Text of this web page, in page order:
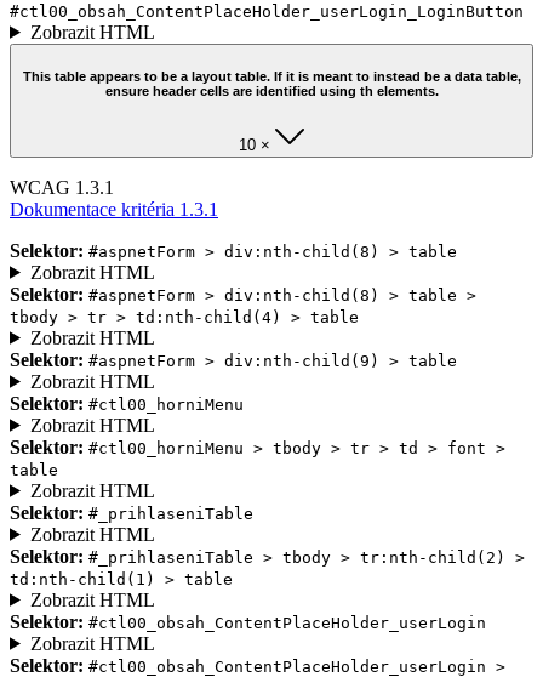
#ctl00_obsah_ContentPlaceHolder_userLogin_LoginButton
Zobrazit HTML
This table appears to be a layout table. If it is meant to instead be a data table,
ensure header cells are identified using th elements.
10 ×
WCAG 1.3.1
Dokumentace kritéria 1.3.1
Selektor: #aspnetForm > div:nth-child(8) > table
Zobrazit HTML
Selektor: #aspnetForm > div:nth-child(8) > table >
tbody > tr > td:nth-child(4) > table
Zobrazit HTML
Selektor: #aspnetForm > div:nth-child(9) > table
Zobrazit HTML
Selektor: #ctl00_horniMenu
Zobrazit HTML
Selektor: #ctl00_horniMenu > tbody > tr > td > font >
table
Zobrazit HTML
Selektor: #_prihlaseniTable
Zobrazit HTML
Selektor: #_prihlaseniTable > tbody > tr:nth-child(2) >
td:nth-child(1) > table
Zobrazit HTML
Selektor: #ctl00_obsah_ContentPlaceHolder_userLogin
Zobrazit HTML
Selektor: #ctl00_obsah_ContentPlaceHolder_userLogin >